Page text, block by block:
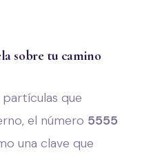
sobre tu camino
que
el número 5555
una clave que